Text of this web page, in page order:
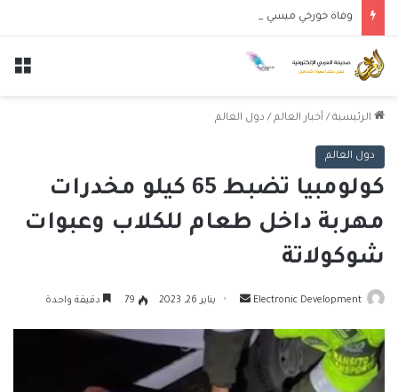
وفاة خورخي ميسي والد النجم الأرجنتيني ليونيل ميسي عن عمر 68 عاماً
الرئيسية / أخبار العالم / دول العالم
دول العالم
كولومبيا تضبط 65 كيلو مخدرات
مهربة داخل طعام للكلاب وعبوات
شوكولاتة
Electronic Development
أرسل يناير 26, 2023 79 دقيقة واحدة